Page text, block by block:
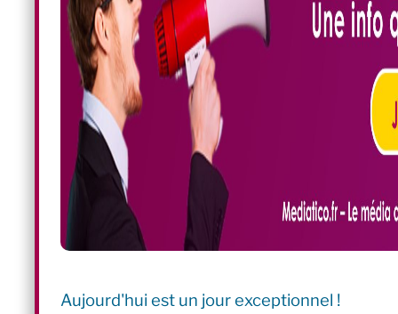
Aujourd'hui est un jour exceptionnel !